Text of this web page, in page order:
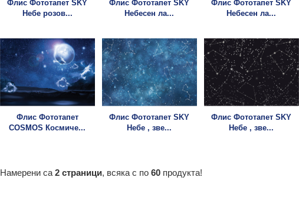
Флис Фототапет SKY
Небе розов...
Флис Фототапет SKY
Небесен ла...
Флис Фототапет SKY
Небесен ла...
Флис Фототапет
COSMOS Космиче...
Флис Фототапет SKY
Небе , зве...
Флис Фототапет SKY
Небе , зве...
Намерени са 2 страници, всяка с по 60продукта!